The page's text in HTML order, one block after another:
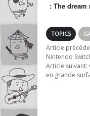
: The dream
TOPICS
Article
Nintendo
Article suivant:
en grande